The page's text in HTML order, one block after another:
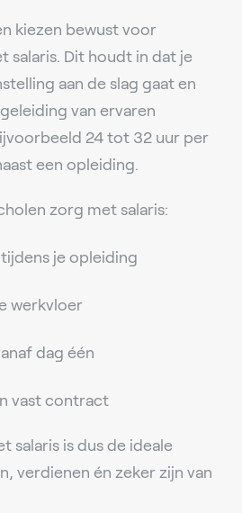
kiezen bewust voor
salaris. Dit houdt in dat je
aan de slag gaat en
van ervaren
24 tot 32 uur per
een opleiding.
zorg met salaris:
je opleiding
werkvloer
dag één
vast contract
salaris is dus de ideale
verdienen én zeker zijn van